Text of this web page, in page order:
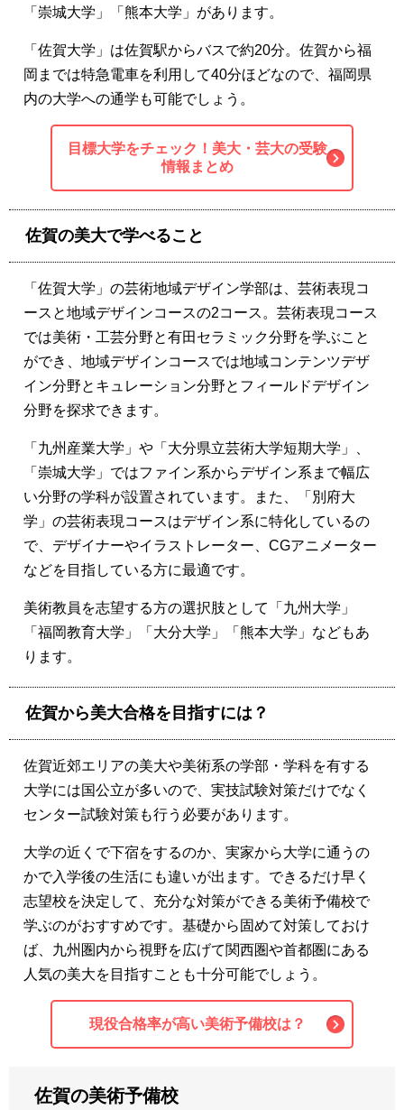
「崇城大学」「熊本大学」があります。
「佐賀大学」は佐賀駅からバスで約20分。佐賀から福
岡までは特急電車を利用して40分ほどなので、福岡県
内の大学への通学も可能でしょう。
目標大学をチェック！美大・芸大の受験
情報まとめ
佐賀の美大で学べること
「佐賀大学」の芸術地域デザイン学部は、芸術表現コ
ースと地域デザインコースの2コース。芸術表現コース
では美術・工芸分野と有田セラミック分野を学ぶこと
ができ、地域デザインコースでは地域コンテンツデザ
イン分野とキュレーション分野とフィールドデザイン
分野を探求できます。
「九州産業大学」や「大分県立芸術大学短期大学」、
「崇城大学」ではファイン系からデザイン系まで幅広
い分野の学科が設置されています。また、「別府大
学」の芸術表現コースはデザイン系に特化しているの
で、デザイナーやイラストレーター、CGアニメーター
などを目指している方に最適です。
美術教員を志望する方の選択肢として「九州大学」
「福岡教育大学」「大分大学」「熊本大学」などもあ
ります。
佐賀から美大合格を目指すには？
佐賀近郊エリアの美大や美術系の学部・学科を有する
大学には国公立が多いので、実技試験対策だけでなく
センター試験対策も行う必要があります。
大学の近くで下宿をするのか、実家から大学に通うの
かで入学後の生活にも違いが出ます。できるだけ早く
志望校を決定して、充分な対策ができる美術予備校で
学ぶのがおすすめです。基礎から固めて対策しておけ
ば、九州圏内から視野を広げて関西圏や首都圏にある
人気の美大を目指すことも十分可能でしょう。
現役合格率が高い美術予備校は？
佐賀の美術予備校